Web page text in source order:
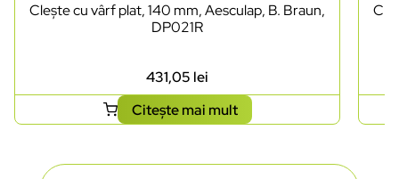
Clește cu vârf plat, 140 mm, Aesculap, B. Braun,
DP021R
431,05 lei
Citește mai mult